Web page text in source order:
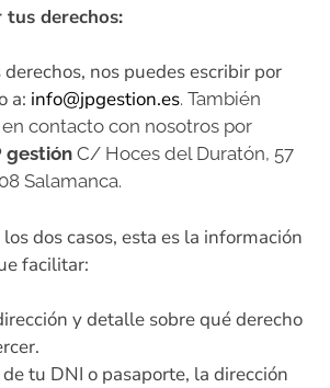
tus derechos:
nos puedes escribir por
a: info@jpgestion.es. También
contacto con nosotros por
gestión C/ Hoces del Duratón, 57
Salamanca.
dos casos, esta es la información
facilitar:
y detalle sobre qué derecho
tu DNI o pasaporte, la dirección